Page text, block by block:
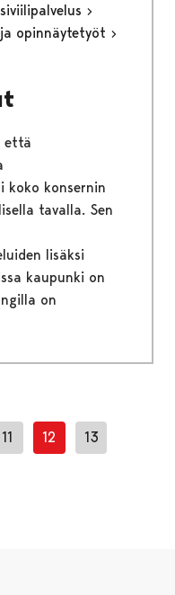
opinnäytetyöt
että
koko konsernin
tavalla. Sen
lisäksi
kaupunki on
on
11 12 13
sivu